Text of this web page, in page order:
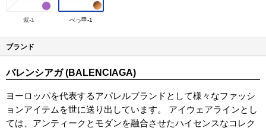
紫-1 べっ甲-1
ブランド
バレンシアガ (BALENCIAGA)
ヨーロッパを代表するアパレルブランドとして様々なファッシ
ョンアイテムを世に送り出しています。 アイウェアラインとし
ては、アンティークとモダンを融合させたハイセンスなコレク